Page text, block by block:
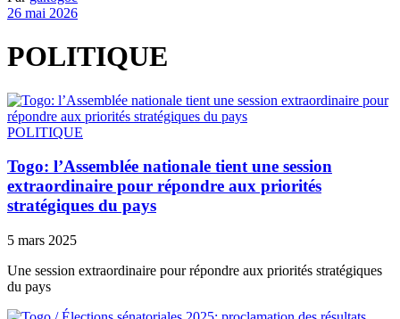
26 mai 2026
POLITIQUE
POLITIQUE
Togo: l’Assemblée nationale tient une session
extraordinaire pour répondre aux priorités
stratégiques du pays
5 mars 2025
Une session extraordinaire pour répondre aux priorités stratégiques
du pays